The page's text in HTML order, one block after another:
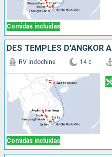
Comidas incluidas
Comidas incluidas
RV indochine 14 d